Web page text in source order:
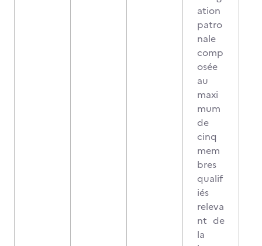
ation
patro
nale
comp
osée
au
maxi
mum
de
cinq
mem
bres
qualif
iés
releva
nt de
la